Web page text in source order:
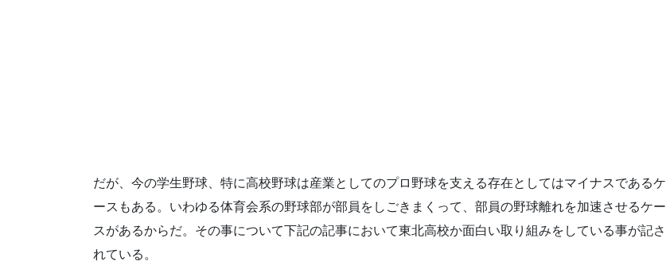
だが、今の学生野球、特に高校野球は産業としてのプロ野球を支える存在としてはマイナスであるケ
ースもある。いわゆる体育会系の野球部が部員をしごきまくって、部員の野球離れを加速させるケー
スがあるからだ。その事について下記の記事において東北高校か面白い取り組みをしている事が記さ
れている。